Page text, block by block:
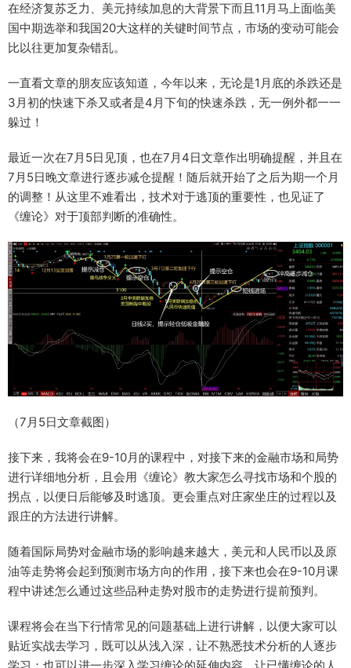
在经济复苏乏力、美元持续加息的大背景下而且11月马上面临美
国中期选举和我国20大这样的关键时间节点，市场的变动可能会
比以往更加复杂错乱。
一直看文章的朋友应该知道，今年以来，无论是1月底的杀跌还是
3月初的快速下杀又或者是4月下旬的快速杀跌，无一例外都一一
躲过！
最近一次在7月5日见顶，也在7月4日文章作出明确提醒，并且在
7月5日晚文章进行逐步减仓提醒！随后就开始了之后为期一个月
的调整！从这里不难看出，技术对于逃顶的重要性，也见证了
《缠论》对于顶部判断的准确性。
（7月5日文章截图）
接下来，我将会在9-10月的课程中，对接下来的金融市场和局势
进行详细地分析，且会用《缠论》教大家怎么寻找市场和个股的
拐点，以便日后能够及时逃顶。更会重点对庄家坐庄的过程以及
跟庄的方法进行讲解。
随着国际局势对金融市场的影响越来越大，美元和人民币以及原
油等走势将会起到预测市场方向的作用，接下来也会在9-10月课
程中讲述怎么通过这些品种走势对股市的走势进行提前预判。
课程将会在当下行情常见的问题基础上进行讲解，以便大家可以
贴近实战去学习，既可以从浅入深，让不熟悉技术分析的人逐步